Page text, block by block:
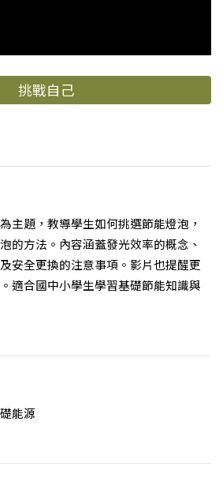
挑戰自己
主題，教導學生如何挑選節能燈泡，
的方法。內容涵蓋發光效率的概念、
安全更換的注意事項。影片也提醒更
適合國中小學生學習基礎節能知識與
能源